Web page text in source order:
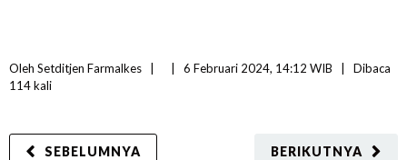
Oleh Setditjen Farmalkes 6 Februari 2024, 14:12 WIB
Dibaca
114 kali
BERIKUTNYA
SEBELUMNYA